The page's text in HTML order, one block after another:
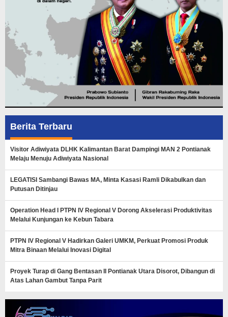
Berita Terbaru
Visitor Adiwiyata DLHK Kalimantan Barat Dampingi MAN 2 Pontianak
Melaju Menuju Adiwiyata Nasional
LEGATISI Sambangi Bawas MA, Minta Kasasi Ramli Dikabulkan dan
Putusan Ditinjau
Operation Head I PTPN IV Regional V Dorong Akselerasi Produktivitas
Melalui Kunjungan ke Kebun Tabara
PTPN IV Regional V Hadirkan Galeri UMKM, Perkuat Promosi Produk
Mitra Binaan Melalui Inovasi Digital
Proyek Turap di Gang Bentasan II Pontianak Utara Disorot, Dibangun di
Atas Lahan Gambut Tanpa Parit